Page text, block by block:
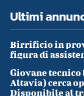
Ultimi
Birrificio in
figura di
Giovane
Altavia) cerca
Disponibile al